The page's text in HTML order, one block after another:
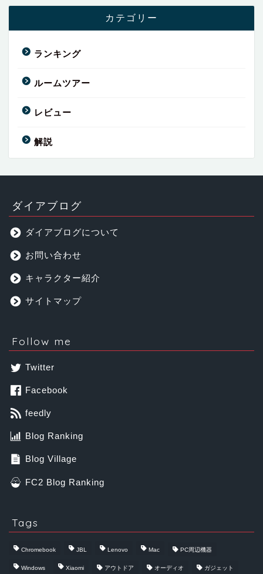
カテゴリー
ランキング
ルームツアー
レビュー
解説
ダイアブログ
ダイアブログについて
お問い合わせ
キャラクター紹介
サイトマップ
Follow me
Twitter
Facebook
feedly
Blog Ranking
Blog Village
FC2 Blog Ranking
Tags
Chromebook JBL Lenovo Mac PC周辺機器
Windows Xiaomi アウトドア オーディオ ガジェット